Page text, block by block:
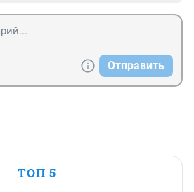
Отправить
ТОП 5